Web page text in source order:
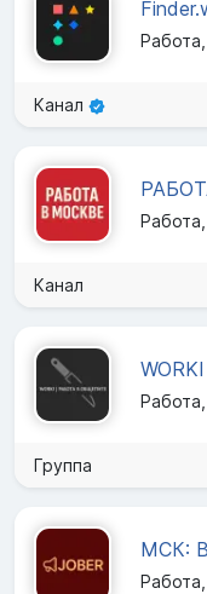
Канал
Канал
Группа
МСК: